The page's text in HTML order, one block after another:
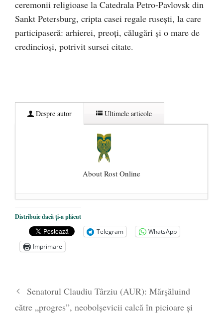
ceremonii religioase la Catedrala Petro-Pavlovsk din
Sankt Petersburg, cripta casei regale ruseşti, la care
participaseră: arhierei, preoți, călugări și o mare de
credincioși, potrivit sursei citate.
Despre autor Ultimele articole
About Rost Online
Dezvăluiri cutremurătoare despre
președintele Ucrainei, Volodymyr
Zelensky
- 13 mai 2026
Statul care servește Națiunea
poetului Octavian Goga, înlăturat din Iași
- 16 aprilie 2026
Distribuie dacă ți-a plăcut
Telegram
WhatsApp
Imprimare
Senatorul Claudiu Târziu (AUR): Mărșăluind
către „progres”, neobolșevicii calcă în picioare și